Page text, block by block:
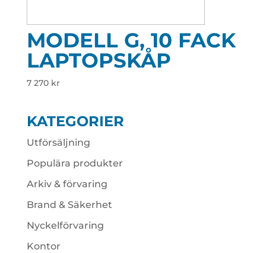
MODELL G, 10 FACK
LAPTOPSKÅP
7 270 kr
KATEGORIER
Utförsäljning
Populära produkter
Arkiv & förvaring
Brand & Säkerhet
Nyckelförvaring
Kontor